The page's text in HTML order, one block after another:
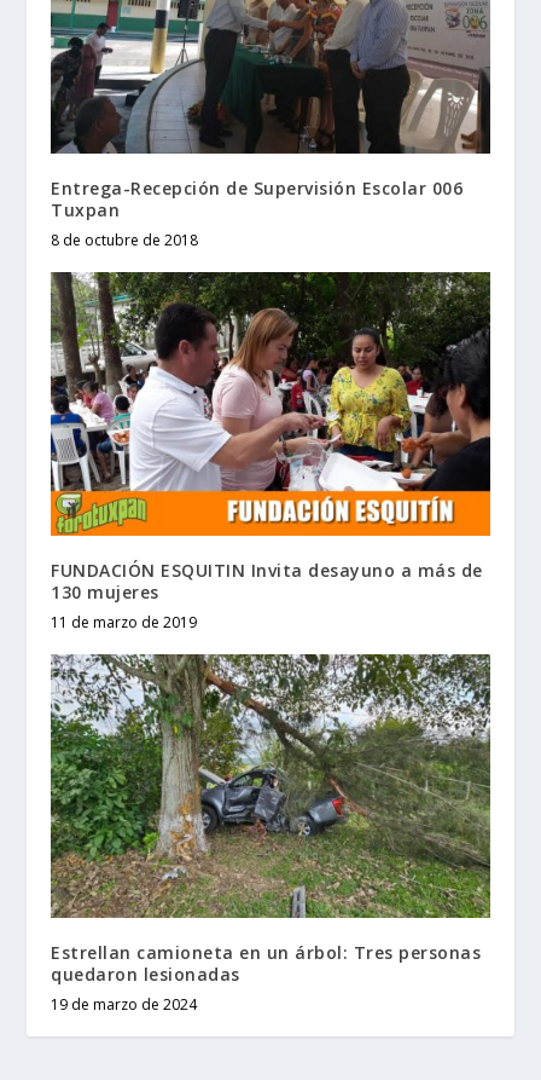
Entrega-Recepción de Supervisión Escolar 006
Tuxpan
8 de octubre de 2018
FUNDACIÓN ESQUITIN Invita desayuno a más de
130 mujeres
11 de marzo de 2019
Estrellan camioneta en un árbol: Tres personas
quedaron lesionadas
19 de marzo de 2024